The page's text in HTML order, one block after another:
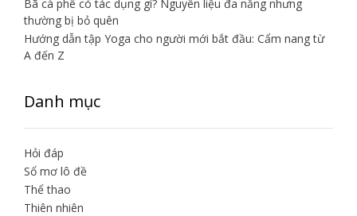
Bã cà phê có tác dụng gì? Nguyên liệu đa năng nhưng
thường bị bỏ quên
Hướng dẫn tập Yoga cho người mới bắt đầu: Cẩm nang từ
A đến Z
Danh mục
Hỏi đáp
Sổ mơ lô đề
Thể thao
Thiên nhiên